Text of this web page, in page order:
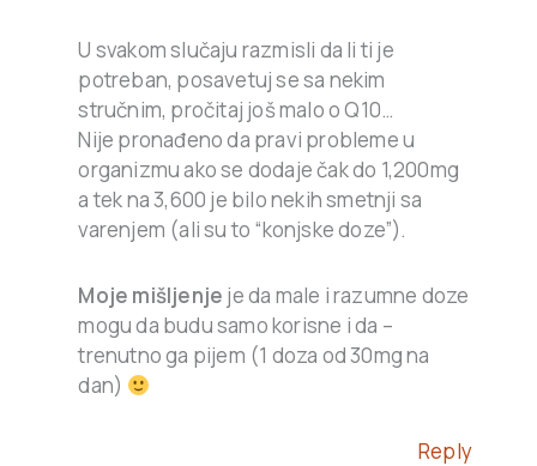
U svakom slučaju razmisli da li ti je
potreban, posavetuj se sa nekim
stručnim, pročitaj još malo o Q10…
Nije pronađeno da pravi probleme u
organizmu ako se dodaje čak do 1,200mg
a tek na 3,600 je bilo nekih smetnji sa
varenjem (ali su to “konjske doze”).
Moje mišljenje je da male i razumne doze
mogu da budu samo korisne i da –
trenutno ga pijem (1 doza od 30mg na
dan)
Reply